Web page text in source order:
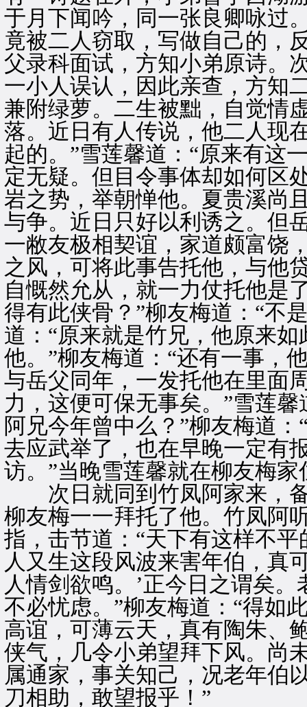
于月下闻吟，同一张良卿咏过
竟被二人窃取，写做自己的，
父录科面试，方知小弟原诗。
一小人误认，因此亲查，方知
兼附绿萝。二生被黜，自觉情
落。近日有人传说，他二人现
起的。”雪莲馨道：“原来有这
定无疑。但目令事体却如何区
岩之势，举朝惮他。夏贵溪尚
与争。近日只好以利诱之。但
一敝友极相契谊，家道颇富饶
之风，可将此事告托他，与他
自慨然允从，就一力仗托他是
得有此侠骨？”柳友梅道：“不
道：“原来就是竹兄，他原来
他。”柳友梅道：“还有一事，
与岳父同年，一发托他在里面
力，这便可保无事矣。”雪莲
阿兄今年曾中么？”柳友梅道
去应武举了，也在早晚一定有
访。”当晚雪莲馨就在柳友梅家
次日就同到竹凤阿家来，备
柳友梅一一拜托了他。竹凤阿
指，击节道：“天下有这样不
人又生这段风波来害年伯，真
人情剑欲鸣。’正今日之谓矣
不必忧虑。”柳友梅道：“得如
高谊，可薄云天，真有陶朱、
侠气，几令小弟望拜下风。尚
属通家，事关知己，况老年伯
刀相助，敢望报乎！”